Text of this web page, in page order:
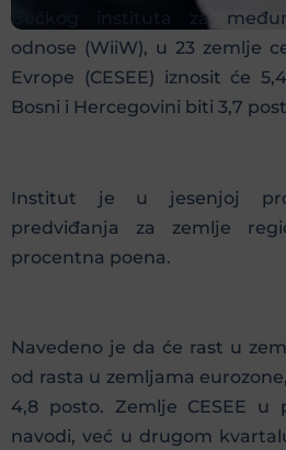
Bečkog instituta za
odnose (WiiW), u 23 zemlje
Evrope (CESEE) iznosit će
Bosni i Hercegovini biti 3,7
Institut je u jesenjoj
predviđanja za zemlje
procentna poena.
Navedeno je da će rast u
od rasta u zemljama
4,8 posto. Zemlje CESEE u
navodi, već u drugom